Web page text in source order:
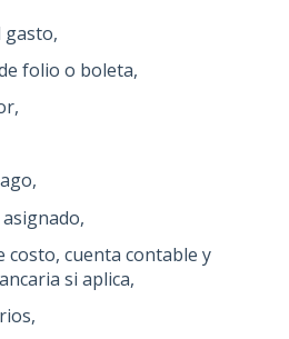
gasto,
folio o boleta,
costo, cuenta contable y
si aplica,